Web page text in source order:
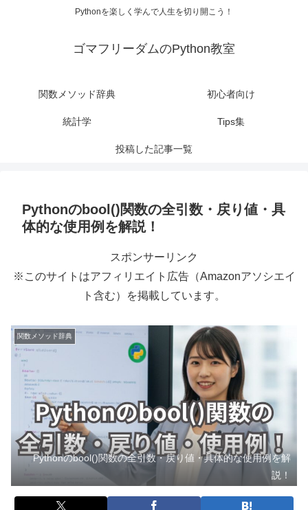
Pythonを楽しく学んで人生を切り開こう！
ゴマフリーダムのPython教室
関数メソッド辞典 初心者向け
統計学 Tips集
投稿した記事一覧
Pythonのbool()関数の全引数・戻り値・具
体的な使用例を解説！
スポンサーリンク
※このサイトはアフィリエイト広告（Amazonアソシエイ
ト含む）を掲載しています。
関数メソッド辞典
Pythonのbool()関数の全引数・戻り値・具体的な使用例を解
説！